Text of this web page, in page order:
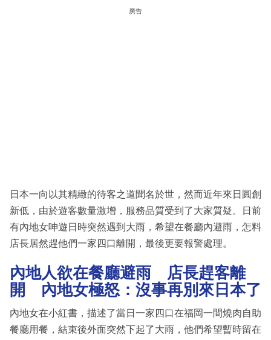
廣告
日本一向以其精緻的待客之道聞名於世，然而近年來日圓創
新低，由於遊客數量激增，服務品質受到了大家質疑。日前
有內地女呻遊日時突然遇到大雨，希望在餐廳內避雨，怎料
店長居然趕他們一家四口離開，最後更要報警處理。
內地人欲在餐廳避雨 店長趕客離
開 內地女極怒：沒事再別來日本了
內地女在小紅書，描述了當日一家四口在福岡一間燒肉自助
餐廳用餐，結束後外面突然下起了大雨，他們希望暫時留在